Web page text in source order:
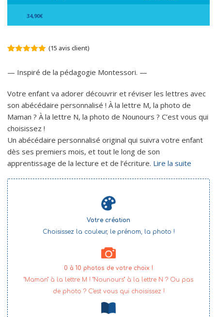
34,90€
basé sur
(15 avis client)
— Inspiré de la pédagogie Montessori. —
Votre enfant va adorer découvrir et réviser les lettres avec
son abécédaire personnalisé ! À la lettre M, la photo de
Maman ? À la lettre N, la photo de Nounours ? C’est vous qui
choisissez !
Un abécédaire personnalisé original qui suivra votre enfant
dès ses premiers mois, et tout le long de son
apprentissage de la lecture et de l’écriture. Lire la suite
Votre création
Choisissez la couleur, le prénom, la photo !
0 à 10 photos de votre choix !
"Maman" à la lettre M ! "Nounours" à la lettre N ? Ou pas
de photo ? C'est vous qui choisissez !